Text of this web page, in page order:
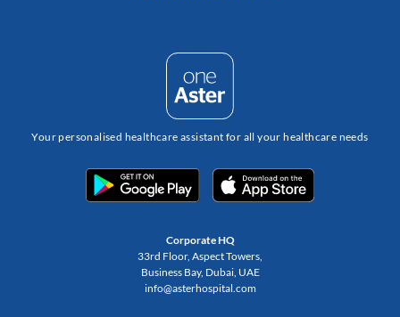
Your personalised healthcare assistant for all your healthcare needs
Corporate HQ
33rd Floor, Aspect Towers,
Business Bay, Dubai, UAE
info@asterhospital.com